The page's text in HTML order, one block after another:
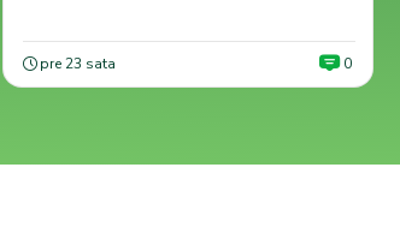
pre 23 sata 0